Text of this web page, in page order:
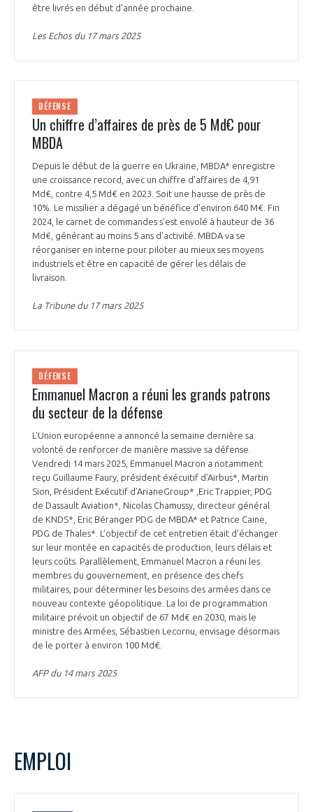
être livrés en début d'année prochaine.
Les Echos du 17 mars 2025
DÉFENSE
Un chiffre d’affaires de près de 5 Md€ pour
MBDA
Depuis le début de la guerre en Ukraine, MBDA* enregistre
une croissance record, avec un chiffre d'affaires de 4,91
Md€, contre 4,5 Md€ en 2023. Soit une hausse de près de
10%. Le missilier a dégagé un bénéfice d'environ 640 M€. Fin
2024, le carnet de commandes s'est envolé à hauteur de 36
Md€, générant au moins 5 ans d'activité. MBDA va se
réorganiser en interne pour piloter au mieux ses moyens
industriels et être en capacité de gérer les délais de
livraison.
La Tribune du 17 mars 2025
DÉFENSE
Emmanuel Macron a réuni les grands patrons
du secteur de la défense
L'Union européenne a annoncé la semaine dernière sa
volonté de renforcer de manière massive sa défense.
Vendredi 14 mars 2025, Emmanuel Macron a notamment
reçu Guillaume Faury, président éxécuitif d’Airbus*, Martin
Sion, Président Exécutif d’ArianeGroup* ,Eric Trappier, PDG
de Dassault Aviation*, Nicolas Chamussy, directeur général
de KNDS*, Eric Béranger PDG de MBDA* et Patrice Caine,
PDG de Thales*. L’objectif de cet entretien était d’échanger
sur leur montée en capacités de production, leurs délais et
leurs coûts. Parallèlement, Emmanuel Macron a réuni les
membres du gouvernement, en présence des chefs
militaires, pour déterminer les besoins des armées dans ce
nouveau contexte géopolitique. La loi de programmation
militaire prévoit un objectif de 67 Md€ en 2030, mais le
ministre des Armées, Sébastien Lecornu, envisage désormais
de le porter à environ 100 Md€.
AFP du 14 mars 2025
EMPLOI